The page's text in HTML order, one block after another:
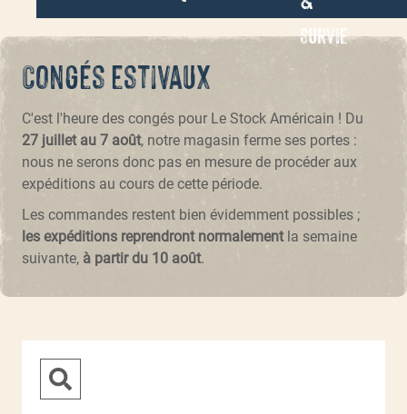
Survie
Congés estivaux
C'est l'heure des congés pour Le Stock Américain ! Du
27 juillet au 7 août, notre magasin ferme ses portes :
nous ne serons donc pas en mesure de procéder aux
expéditions au cours de cette période.
Les commandes restent bien évidemment possibles ;
les expéditions reprendront normalementla semaine
suivante, à partir du 10 août.